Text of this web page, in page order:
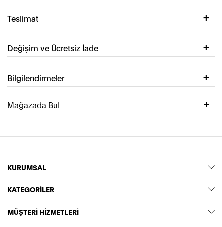
Teslimat
Değişim ve Ücretsiz İade
Bilgilendirmeler
Mağazada Bul
KURUMSAL
KATEGORİLER
MÜŞTERİ HİZMETLERİ